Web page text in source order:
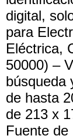
digital,
para
Eléctrica,
50000) –
búsqueda
de hasta
de 213 x
Fuente